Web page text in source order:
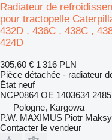
Radiateur de
pour tractopelle
432D , 436C , 438C ,
424D
305,60 € 1 316 PLN
Pièce détachée - radiateur
État neuf
NCP0864 OE 1403634
Pologne, Kargowa
P.W. MAXIMUS Piotr
Contacter le vendeur